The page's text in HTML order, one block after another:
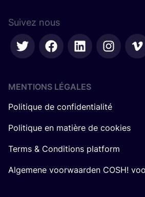
Suivez nous
MENTIONS LÉGALES
Politique de confidentialité
Politique en matière de cookies
Terms & Conditions platform
Algemene voorwaarden COSH!